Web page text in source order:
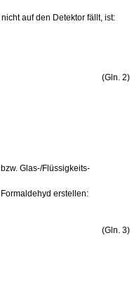
auf den Detektor fällt, ist:
(Gln. 2)
Glas-/Flüssigkeits-
erstellen:
(Gln. 3)